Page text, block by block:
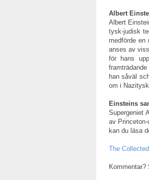
Albert
Albert
tysk-judisk
medförde
anses av
för hans
han såväl
om i
Einsteins
Supergeniet
av
kan du läsa
The
Kommentar?